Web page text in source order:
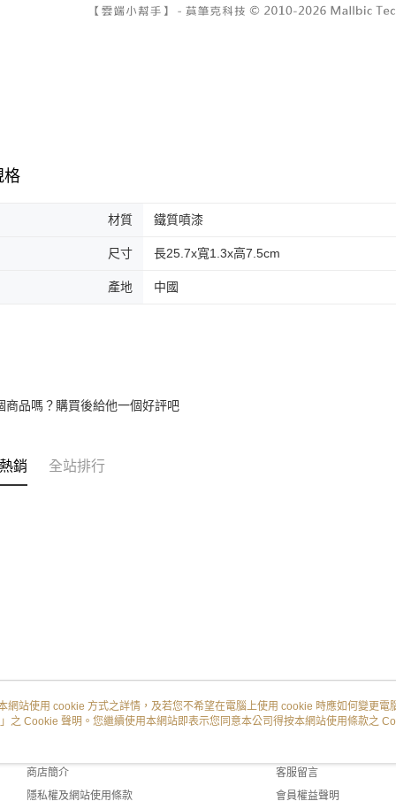
格
材質 鐵質噴漆
尺寸 長25.7x寬1.3x高7.5cm
產地 中國
商品嗎？購買後給他一個好評吧
銷 全站排行
關於我們
商店簡介
隱私權及網站使用條款
客服資訊
客服留言
會員權益聲明
網站使用 cookie 方式之詳情，及若您不希望在電腦上使用 cookie 時應如何變更電
」之 Cookie 聲明。您繼續使用本網站即表示您同意本公司得按本網站使用條款之